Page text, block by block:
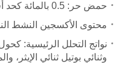
حمض حر: 0.5 بالمائة كحد أقصى
محتوى الأكسجين النشط النظري 10.94
نواتج التحلل الرئيسية:
وثنائي بوتيل ثنائي الإيثر،